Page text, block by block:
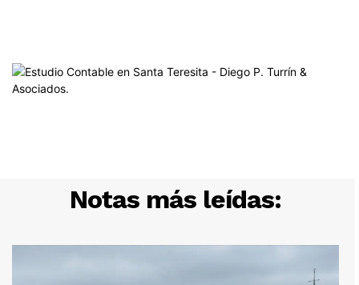
Notas más leídas: